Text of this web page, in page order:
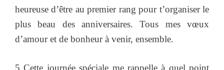
heureuse d’être au premier rang pour t’organiser le
plus beau des anniversaires. Tous mes vœux
d’amour et de bonheur à venir, ensemble.